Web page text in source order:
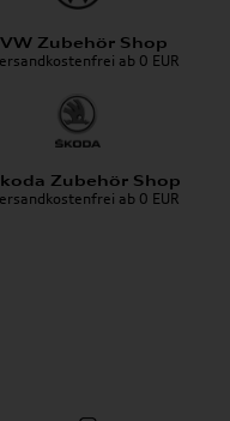
VW Zubehör Shop
ab 0 EUR
Zubehör Shop
ab 0 EUR